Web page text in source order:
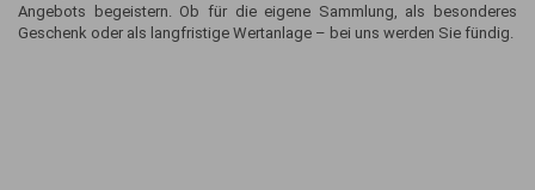
Angebots begeistern. Ob für die eigene Sammlung, als besonderes
Geschenk oder als langfristige Wertanlage – bei uns werden Sie fündig.